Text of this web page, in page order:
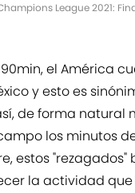
League 2021:
el América
y esto es
de forma natural
los minutos
estos
la actividad